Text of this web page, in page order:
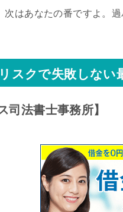
次はあなたの番ですよ。
スクで失敗しない
司法書士事務所】